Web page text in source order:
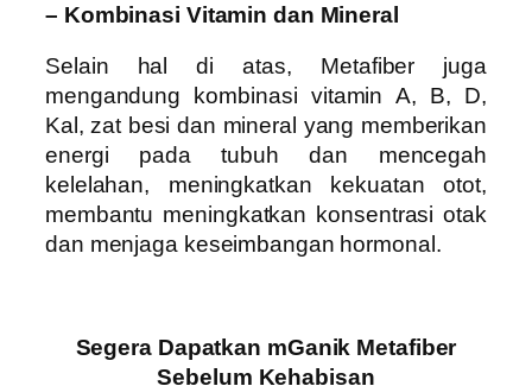
– Kombinasi Vitamin dan Mineral
Selain hal di atas, Metafiber juga
mengandung kombinasi vitamin A, B, D,
Kal, zat besi dan mineral yang memberikan
energi pada tubuh dan mencegah
kelelahan, meningkatkan kekuatan otot,
membantu meningkatkan konsentrasi otak
dan menjaga keseimbangan hormonal.
Segera Dapatkan mGanik Metafiber
Sebelum Kehabisan